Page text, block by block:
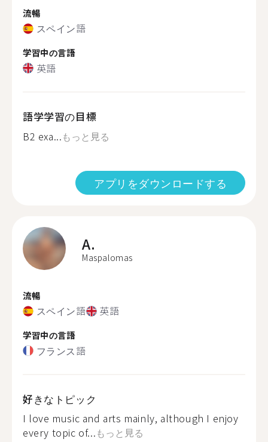
流暢
スペイン語
学習中の言語
英語
語学学習の目標
B2 exa...もっと見る
アプリをダウンロードする
A.
Maspalomas
流暢
スペイン語 英語
学習中の言語
フランス語
好きなトピック
I love music and arts mainly, although I enjoy
every topic of...もっと見る